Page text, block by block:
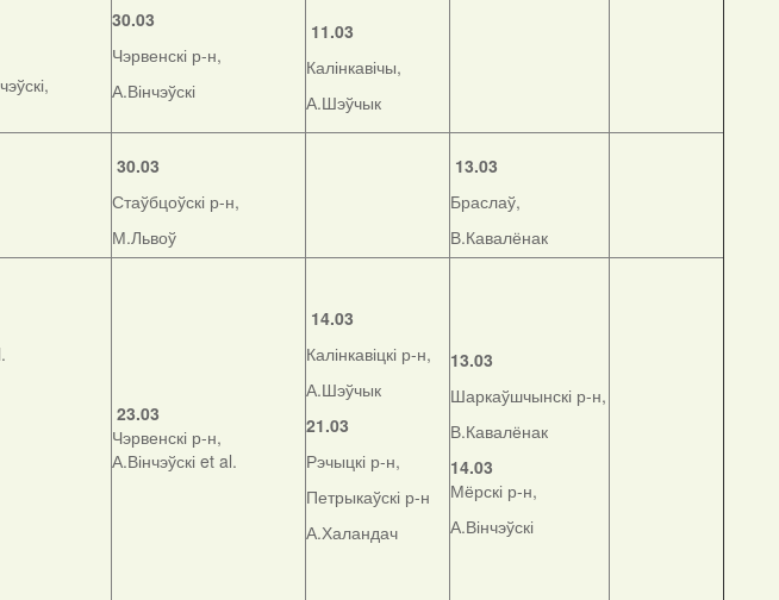
30.03
Чэрвенскі р-н,
А.Вінчэўскі
11.03
Калінкавічы,
А.Шэўчык
30.03
Стаўбцоўскі р-н,
М.Львоў
13.03
Браслаў,
В.Кавалёнак
23.03
Чэрвенскі р-н,
А.Вінчэўскі et al.
14.03
Калінкавіцкі р-н,
А.Шэўчык
21.03
Рэчыцкі р-н,
Петрыкаўскі р-н
А.Халандач
13.03
Шаркаўшчынскі р-н,
В.Кавалёнак
14.03
Мёрскі р-н,
А.Вінчэўскі